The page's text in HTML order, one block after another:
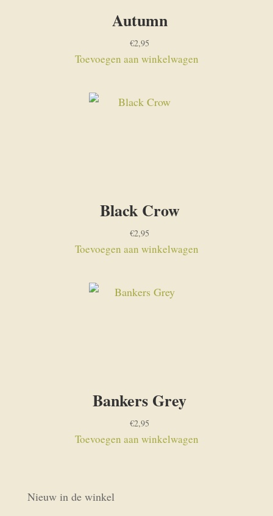
Autumn
€2,95
Toevoegen aan winkelwagen
Black Crow
€2,95
Toevoegen aan winkelwagen
Bankers Grey
€2,95
Toevoegen aan winkelwagen
Nieuw in de winkel